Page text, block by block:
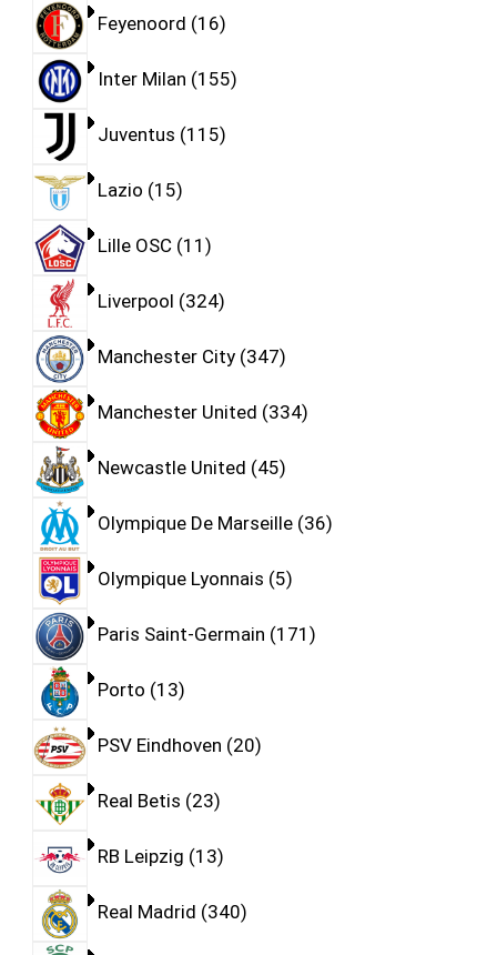
Feyenoord 16
Inter Milan 155
Juventus 115
Lazio 15
Lille OSC 11
Liverpool 324
Manchester City 347
Manchester United 334
Newcastle United 45
Olympique De Marseille 36
Olympique Lyonnais 5
Paris Saint-Germain 171
Porto 13
PSV Eindhoven 20
Real Betis 23
RB Leipzig 13
Real Madrid 340